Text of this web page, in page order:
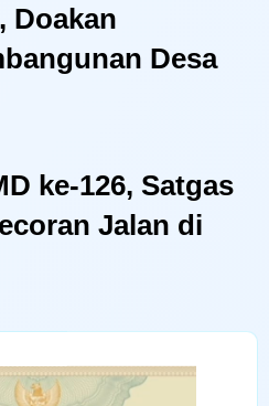
Doakan
Desa
ke-126, Satgas
Jalan di